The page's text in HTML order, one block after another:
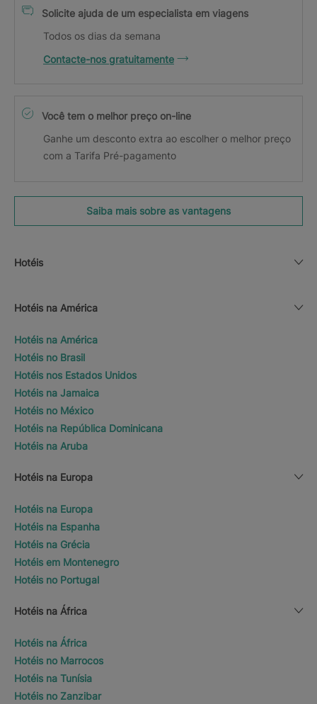
Solicite ajuda de um especialista em viagens
Todos os dias da semana
Contacte-nos gratuitamente
Você tem o melhor preço on-line
Ganhe um desconto extra ao escolher o melhor preço
com a Tarifa Pré-pagamento
Saiba mais sobre as vantagens
Hotéis
Hotéis na América
Hotéis na América
Hotéis no Brasil
Hotéis nos Estados Unidos
Hotéis na Jamaica
Hotéis no México
Hotéis na República Dominicana
Hotéis na Aruba
Hotéis na Europa
Hotéis na Europa
Hotéis na Espanha
Hotéis na Grécia
Hotéis em Montenegro
Hotéis no Portugal
Hotéis na África
Hotéis na África
Hotéis no Marrocos
Hotéis na Tunísia
Hotéis no Zanzibar